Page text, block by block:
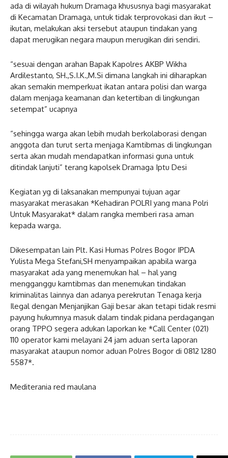
ada di wilayah hukum Dramaga khususnya bagi masyarakat
di Kecamatan Dramaga, untuk tidak terprovokasi dan ikut –
ikutan, melakukan aksi tersebut ataupun tindakan yang
dapat merugikan negara maupun merugikan diri sendiri.
“sesuai dengan arahan Bapak Kapolres AKBP Wikha
Ardilestanto, SH.,S.I.K.,M.Si dimana langkah ini diharapkan
akan semakin memperkuat ikatan antara polisi dan warga
dalam menjaga keamanan dan ketertiban di lingkungan
setempat” ucapnya
“sehingga warga akan lebih mudah berkolaborasi dengan
anggota dan turut serta menjaga Kamtibmas di lingkungan
serta akan mudah mendapatkan informasi guna untuk
ditindak lanjuti” terang kapolsek Dramaga Iptu Desi
Kegiatan yg di laksanakan mempunyai tujuan agar
masyarakat merasakan *Kehadiran POLRI yang mana Polri
Untuk Masyarakat* dalam rangka memberi rasa aman
kepada warga.
Dikesempatan lain Plt. Kasi Humas Polres Bogor IPDA
Yulista Mega Stefani,SH menyampaikan apabila warga
masyarakat ada yang menemukan hal – hal yang
mengganggu kamtibmas dan menemukan tindakan
kriminalitas lainnya dan adanya perekrutan Tenaga kerja
Ilegal dengan Menjanjikan Gaji besar akan tetapi tidak resmi
payung hukumnya masuk dalam tindak pidana perdagangan
orang TPPO segera adukan laporkan ke *Call Center (021)
110 operator kami melayani 24 jam aduan serta laporan
masyarakat ataupun nomor aduan Polres Bogor di 0812 1280
5587*.
Mediterania red maulana